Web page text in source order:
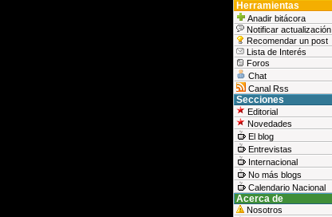
Herramientas
Anadir bitácora
Notificar actualización
Recomendar un post
Lista de Interés
Foros
Chat
Canal Rss
Secciones
Editorial
Novedades
El blog
Entrevistas
Internacional
No más blogs
Calendario Nacional
Acerca de
Nosotros